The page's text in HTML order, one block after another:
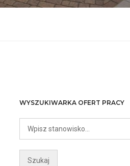
WYSZUKIWARKA OFERT PRACY